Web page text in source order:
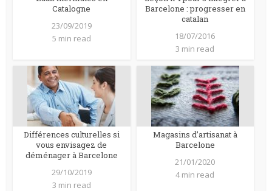
Catalogne
23/09/2019
5 min read
Barcelone : progresser en
catalan
18/07/2016
3 min read
Différences culturelles si
vous envisagez de
déménager à Barcelone
29/10/2019
3 min read
Magasins d’artisanat à
Barcelone
21/01/2020
4 min read